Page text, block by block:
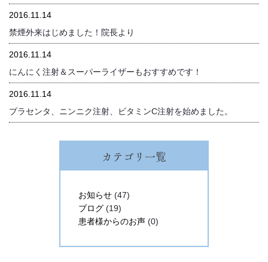
2016.11.14
禁煙外来はじめました！院長より
2016.11.14
にんにく注射＆スーパーライザーもおすすめです！
2016.11.14
プラセンタ、ニンニク注射、ビタミンC注射を始めました。
カテゴリ一覧
お知らせ (47)
ブログ (19)
患者様からのお声 (0)